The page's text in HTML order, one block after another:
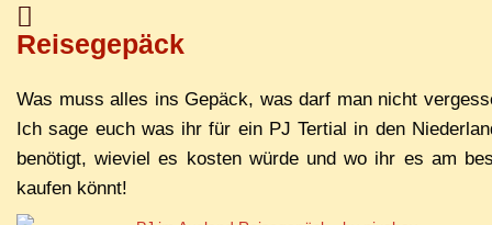
Reisegepäck
Was muss al­les ins Ge­päck, was darf man nicht
Ich sa­ge euch was ihr für ein PJ Ter­ti­al in den
be­nö­tigt, wie­viel es kos­ten wür­de und wo ihr es am
kau­fen könnt!